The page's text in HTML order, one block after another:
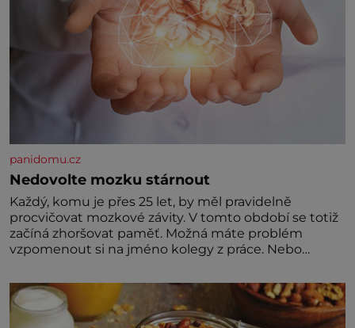
panidomu.cz
Nedovolte mozku stárnout
Každý, komu je přes 25 let, by měl pravidelně
procvičovat mozkové závity. V tomto období se totiž
začíná zhoršovat paměť. Možná máte problém
vzpomenout si na jméno kolegy z práce. Nebo
nedávno přečetli. Je to opravdu tak, s věkem jako
kdyby se paměť rozhodla stávkovat. Cvičte